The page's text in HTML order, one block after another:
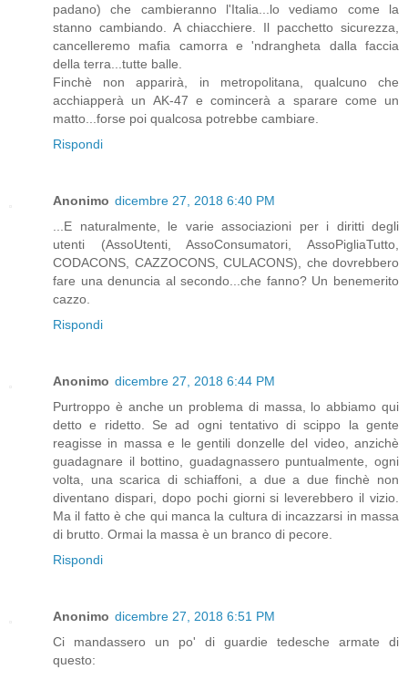
padano) che cambieranno l'Italia...lo vediamo come la
stanno cambiando. A chiacchiere. Il pacchetto sicurezza,
cancelleremo mafia camorra e 'ndrangheta dalla faccia
della terra...tutte balle.
Finchè non apparirà, in metropolitana, qualcuno che
acchiapperà un AK-47 e comincerà a sparare come un
matto...forse poi qualcosa potrebbe cambiare.
Rispondi
Anonimo dicembre 27, 2018 6:40 PM
...E naturalmente, le varie associazioni per i diritti degli
utenti (AssoUtenti, AssoConsumatori, AssoPigliaTutto,
CODACONS, CAZZOCONS, CULACONS), che dovrebbero
fare una denuncia al secondo...che fanno? Un benemerito
cazzo.
Rispondi
Anonimo dicembre 27, 2018 6:44 PM
Purtroppo è anche un problema di massa, lo abbiamo qui
detto e ridetto. Se ad ogni tentativo di scippo la gente
reagisse in massa e le gentili donzelle del video, anzichè
guadagnare il bottino, guadagnassero puntualmente, ogni
volta, una scarica di schiaffoni, a due a due finchè non
diventano dispari, dopo pochi giorni si leverebbero il vizio.
Ma il fatto è che qui manca la cultura di incazzarsi in massa
di brutto. Ormai la massa è un branco di pecore.
Rispondi
Anonimo dicembre 27, 2018 6:51 PM
Ci mandassero un po' di guardie tedesche armate di
questo: